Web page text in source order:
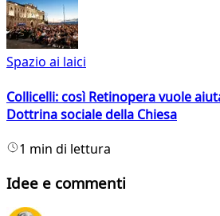
Spazio ai laici
Collicelli: così Retinopera vuole
Dottrina sociale della Chiesa
1 min di lettura
Idee e commenti